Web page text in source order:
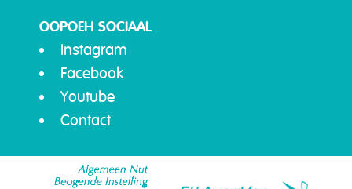
OOPOEH SOCIAAL
Instagram
Facebook
Youtube
Contact